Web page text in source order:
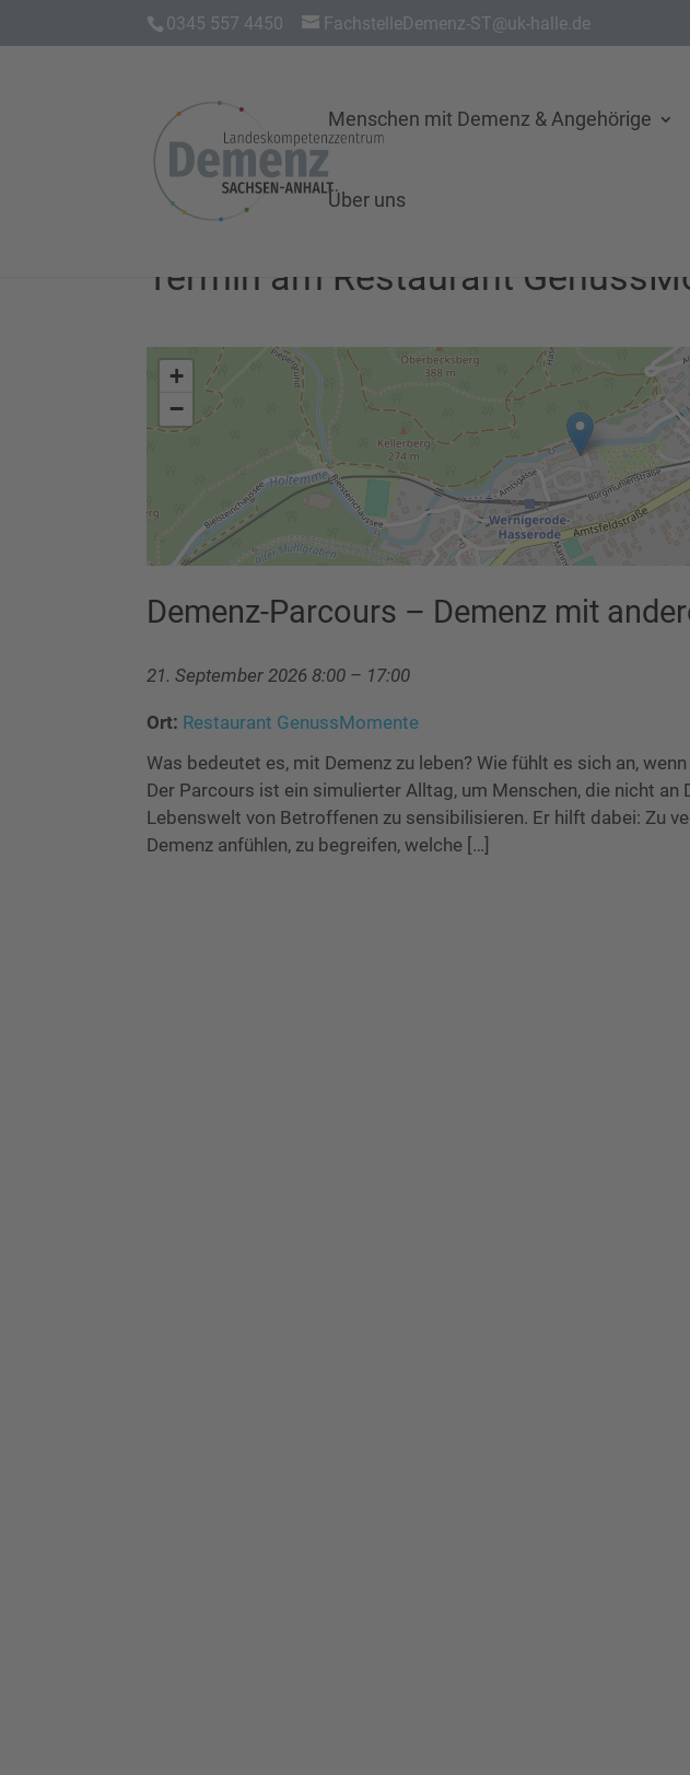
0345 557 4450 FachstelleDemenz-ST@uk-halle.de
Menschen mit Demenz & Angehörige
Über uns
Termin am Restaurant
+
−
Demenz-Parcours – Demenz mit
21. September 2026 8:00 – 17:00
Ort: Restaurant GenussMomente
Was bedeutet es, mit Demenz zu leben? Wie fühlt es sich an,
Der Parcours ist ein simulierter Alltag, um Menschen, die nicht an
Lebenswelt von Betroffenen zu sensibilisieren. Er hilft dabei: Zu
Demenz anfühlen, zu begreifen, welche […]